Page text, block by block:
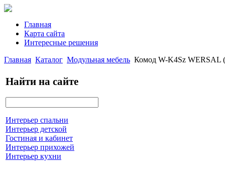
Главная
Карта сайта
Интересные решения
Главная Каталог Модульная мебель Комод W-K4Sz WERSAL
Найти на сайте
Интерьер спальни
Интерьер детской
Гостиная и кабинет
Интерьер прихожей
Интерьер кухни